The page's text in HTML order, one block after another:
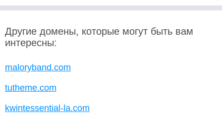
Другие домены, которые могут быть вам
интересны:
maloryband.com
tutheme.com
kwintessential-la.com